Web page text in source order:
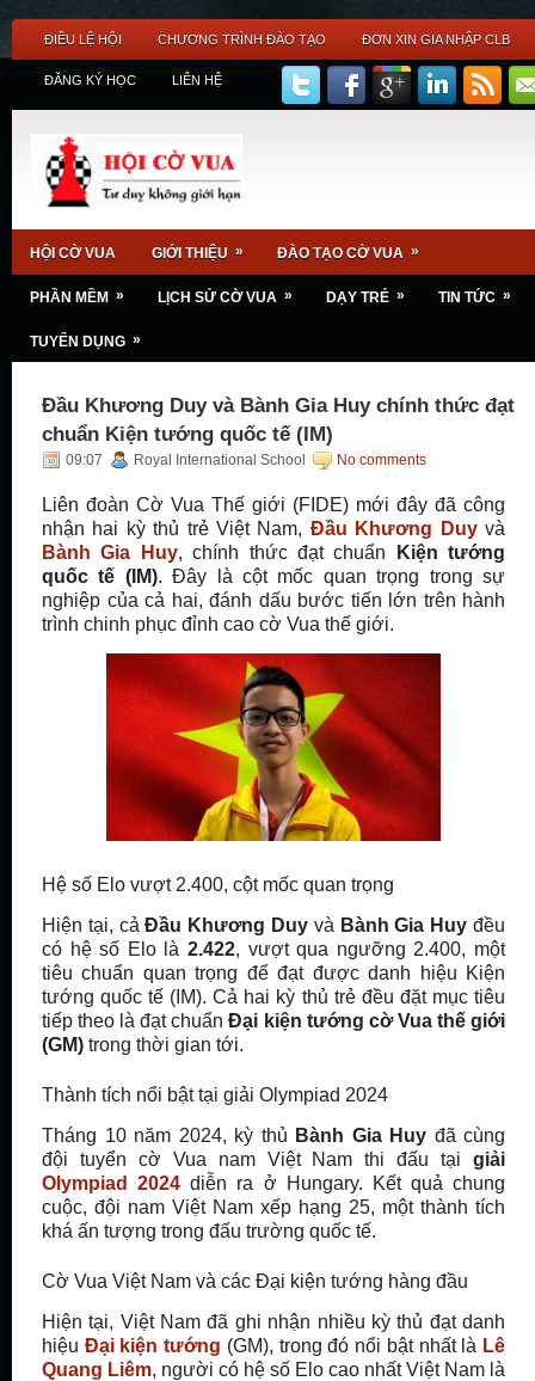
ĐIỀU LỆ HỘI CHƯƠNG TRÌNH ĐÀO TẠO ĐƠN XIN GIA NHẬP CLB
ĐĂNG KÝ HỌC LIÊN HỆ
HỘI CỜ VUA GIỚI THIỆU » ĐÀO TẠO CỜ VUA »
PHẦN MỀM » LỊCH SỬ CỜ VUA » DẠY TRẺ » TIN TỨC »
TUYỂN DỤNG »
Đầu Khương Duy và Bành Gia Huy chính thức đạt
chuẩn Kiện tướng quốc tế (IM)
09:07 Royal International School No comments
Liên đoàn Cờ Vua Thế giới (FIDE) mới đây đã công
nhận hai kỳ thủ trẻ Việt Nam, Đầu Khương Duyvà
Bành Gia Huy, chính thức đạt chuẩn
Kiện tướng
quốc tế (IM). Đây là cột mốc quan trọng trong sự
nghiệp của cả hai, đánh dấu bước tiến lớn trên hành
trình chinh phục đỉnh cao cờ Vua thế giới.
Hệ số Elo vượt 2.400, cột mốc quan trọng
Hiện tại, cảĐầu Khương Duy và Bành Gia Huy đều
có hệ số Elo là 2.422, vượt qua ngưỡng 2.400, một
tiêu chuẩn quan trọng để đạt được danh hiệu Kiện
tướng quốc tế (IM). Cả hai kỳ thủ trẻ đều đặt mục tiêu
tiếp theo là đạt chuẩnĐại kiện tướng cờ Vua thế giới
(GM) trong thời gian tới.
Thành tích nổi bật tại giải Olympiad 2024
Tháng 10 năm 2024, kỳ thủ Bành Gia Huy đã cùng
đội tuyển cờ Vua nam Việt Nam thi đấu tại giải
Olympiad 2024 diễn ra ở Hungary. Kết quả chung
cuộc, đội nam Việt Nam xếp hạng 25, một thành tích
khá ấn tượng trong đấu trường quốc tế.
Cờ Vua Việt Nam và các Đại kiện tướng hàng đầu
Hiện tại, Việt Nam đã ghi nhận nhiều kỳ thủ đạt danh
hiệu Đại kiện tướng (GM), trong đó nổi bật nhất là Lê
Quang Liêm, người có hệ số Elo cao nhất Việt Nam là